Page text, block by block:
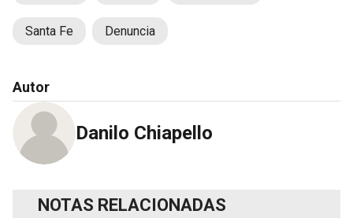
Santa Fe Denuncia
Autor
Danilo Chiapello
NOTAS RELACIONADAS